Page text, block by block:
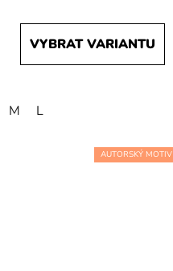
VYBRAT VARIANTU
M L
AUTORSKÝ MOTIV